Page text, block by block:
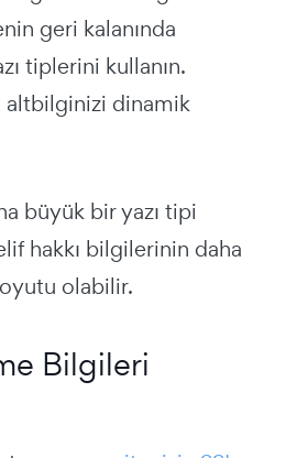
geri kalanında
tiplerini kullanın.
altbilginizi dinamik
büyük bir yazı tipi
hakkı bilgilerinin daha
olabilir.
Bilgileri